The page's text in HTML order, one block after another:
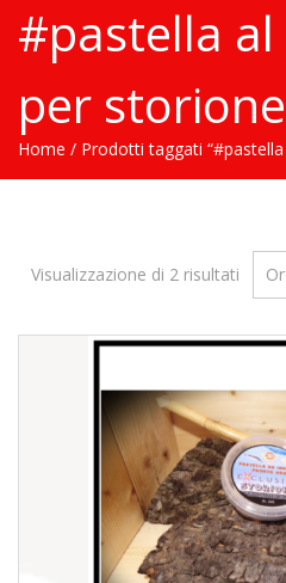
#pastella
per storione
Home / Prodotti taggati
Visualizzazione di 2 risultati